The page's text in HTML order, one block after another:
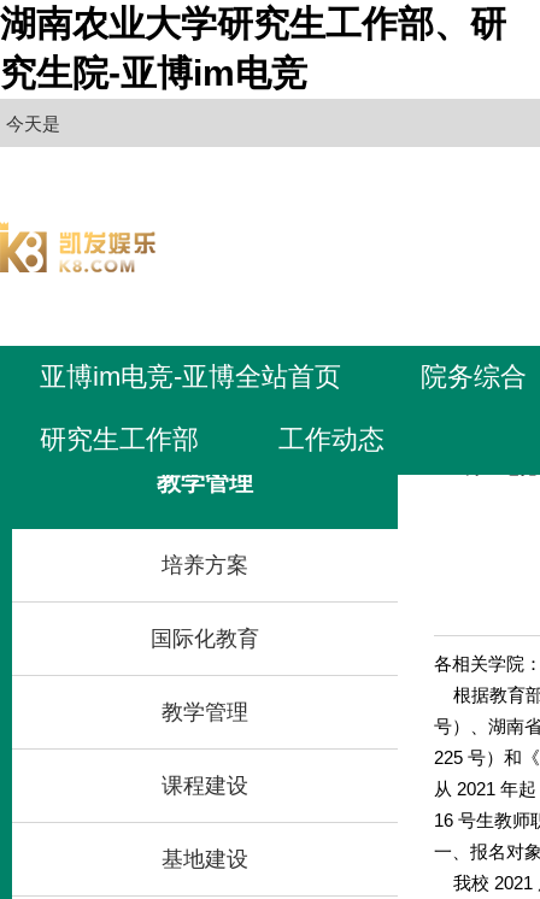
湖南农业大学研究生工作部、研
究生院-亚博im电竞
今天是
亚博im电竞-亚博全站首页 院务综合
研究生工作部 工作动态
教学管理
培养方案
国际化教育
教学管理
课程建设
基地建设
各相关学院
根据教育
号）、湖南
225 号）和
从 2021 年
16 号生教师
一、报名对
我校 2021